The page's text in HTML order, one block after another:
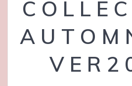
C O L L E
A U T O M
V E R 2